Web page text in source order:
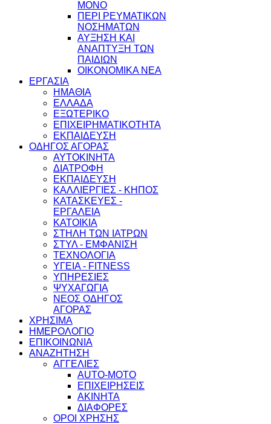
ΜΟΝΟ
ΠΕΡΙ ΡΕΥΜΑΤΙΚΩΝ
ΝΟΣΗΜΑΤΩΝ
ΑΥΞΗΣΗ ΚΑΙ
ΑΝΑΠΤΥΞΗ ΤΩΝ
ΠΑΙΔΙΩΝ
ΟΙΚΟΝΟΜΙΚΑ ΝΕΑ
ΕΡΓΑΣΙΑ
ΗΜΑΘΙΑ
ΕΛΛΑΔΑ
ΕΞΩΤΕΡΙΚΟ
ΕΠΙΧΕΙΡΗΜΑΤΙΚΟΤΗΤΑ
ΕΚΠΑΙΔΕΥΣΗ
ΟΔΗΓΟΣ ΑΓΟΡΑΣ
ΑΥΤΟΚΙΝΗΤΑ
ΔΙΑΤΡΟΦΗ
ΕΚΠΑΙΔΕΥΣΗ
ΚΑΛΛΙΕΡΓΙΕΣ - ΚΗΠΟΣ
ΚΑΤΑΣΚΕΥΕΣ -
ΕΡΓΑΛΕΙΑ
ΚΑΤΟΙΚΙΑ
ΣΤΗΛΗ ΤΩΝ ΙΑΤΡΩΝ
ΣΤΥΛ - ΕΜΦΑΝΙΣΗ
ΤΕΧΝΟΛΟΓΙΑ
ΥΓΕΙΑ - FITNESS
ΥΠΗΡΕΣΙΕΣ
ΨΥΧΑΓΩΓΙΑ
ΝΕΟΣ ΟΔΗΓΟΣ
ΑΓΟΡΑΣ
ΧΡΗΣΙΜΑ
ΗΜΕΡΟΛΟΓΙΟ
ΕΠΙΚΟΙΝΩΝΙΑ
ΑΝΑΖΗΤΗΣΗ
ΑΓΓΕΛΙΕΣ
AUTO-MOTO
ΕΠΙΧΕΙΡΗΣΕΙΣ
ΑΚΙΝΗΤΑ
ΔΙΑΦΟΡΕΣ
ΟΡΟΙ ΧΡΗΣΗΣ